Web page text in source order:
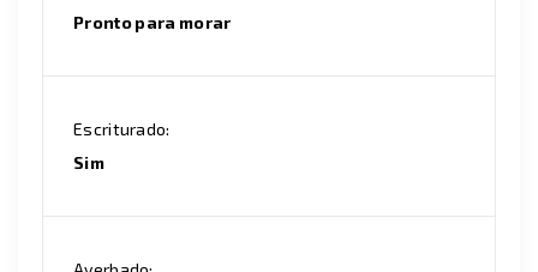
Pronto para morar
Escriturado:
Sim